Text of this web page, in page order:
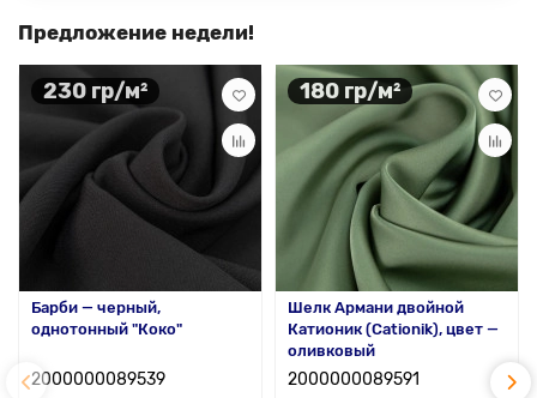
Предложение недели!
230 гр/м²
Барби — черный,
однотонный "Коко"
2000000089539
180 гр/м²
Шелк Армани двойной
Катионик (Cationik), цвет —
оливковый
2000000089591